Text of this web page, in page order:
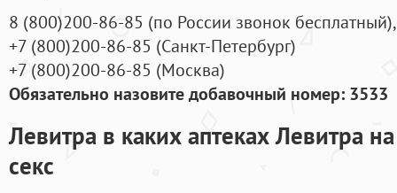
8 (800)200-86-85 (по России звонок бесплатный),
+7 (800)200-86-85 (Санкт-Петербург)
+7 (800)200-86-85 (Москва)
Обязательно назовите добавочный номер: 3533
Левитра в каких аптеках Левитра
секс